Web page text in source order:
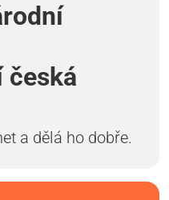
česká
a dělá ho dobře.